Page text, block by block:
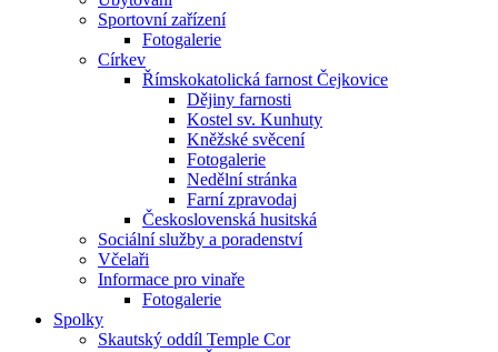
Sportovní zařízení
Fotogalerie
Církev
Římskokatolická farnost Čejkovice
Dějiny farnosti
Kostel sv. Kunhuty
Kněžské svěcení
Fotogalerie
Nedělní stránka
Farní zpravodaj
Československá husitská
Sociální služby a poradenství
Včelaři
Informace pro vinaře
Fotogalerie
Spolky
Skautský oddíl Temple Cor